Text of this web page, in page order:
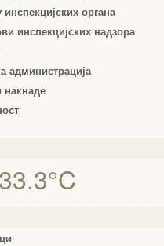
органа
инспекцијских надзора
администрација
накнаде
33.3°C